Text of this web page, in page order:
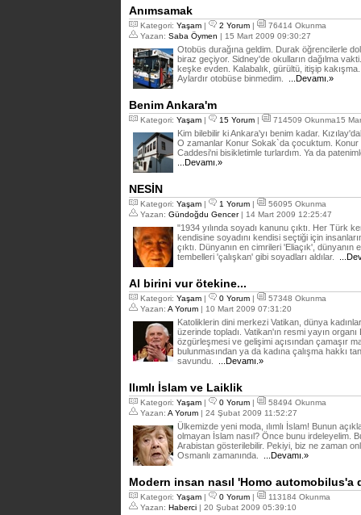
Anımsamak
Kategori: Yaşam | 2 Yorum |
76414 Okunma
Yazan: Saba Öymen | 15 Mart 2009 09:30:27
Otobüs durağına geldim. Durak öğrencilerle
biraz geçiyor. Sidney'de okulların dağılma
keşke evden. Kalabalık, gürültü, itişip
Aylardır otobüse binmedim.
...Devamı.»
Benim Ankara'm
Kategori: Yaşam | 15 Yorum | 714509 Okunma15
Kim bilebilir ki Ankara'yı benim kadar.
O zamanlar Konur Sokak`da çocuktum.
Caddesi'ni bisikletimle turlardım. Ya da
...Devamı.»
NESİN
Kategori: Yaşam | 1 Yorum |
56095 Okunma
Yazan: Gündoğdu Gencer| 14 Mart 2009 12:25:47
"1934 yılında soyadı kanunu çıktı. Her Türk
kendisine soyadını kendisi seçtiği için
çıktı. Dünyanın en cimrileri 'Eliaçık',
tembelleri 'çalışkan' gibi soyadları aldılar.
Al birini vur ötekine...
Kategori: Yaşam | 0 Yorum |
57348 Okunma
Yazan: A Yorum | 10 Mart 2009 07:31:20
Katoliklerin dini merkezi Vatikan, dünya
üzerinde topladı. Vatikan'ın resmi yayın
özgürleşmesi ve gelişimi açısından çamaşır
bulunmasından ya da kadına çalışma hakkı
savundu.
...Devamı.»
Ilımlı İslam ve Laiklik
Kategori: Yaşam | 0 Yorum |
58494 Okunma
Yazan: A Yorum | 24 Şubat 2009 11:52:27
Ülkemizde yeni moda, ılımlı İslam! Bunun
olmayan İslam nasıl? Önce bunu irdeleyelim.
Arabistan gösterilebilir. Pekiyi, biz ne zaman
Osmanlı zamanında.
...Devamı.»
Modern insan nasıl 'Homo automobilus'a
Kategori: Yaşam | 0 Yorum |
113184 Okunma
Yazan: Haberci | 20 Şubat 2009 05:39:10